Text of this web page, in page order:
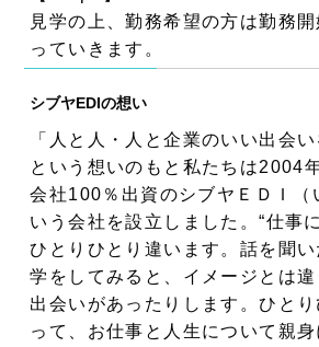
見学の上、勤務希望の方は勤務
っていきます。
シブヤEDIの想い
「人と人・人と企業のいい出会い
という想いのもと私たちは2004
会社100％出資のシブヤＥＤＩ（
いう会社を設立しました。“仕事
ひとりひとり違います。話を聞
学をしてみると、イメージとは
出会いがあったりします。ひと
って、お仕事と人生について親身